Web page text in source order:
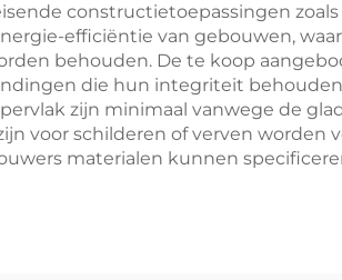
constructietoepassingen
efficiëntie van gebouwen,
behouden. De te koop
die hun integriteit
zijn minimaal vanwege de
voor schilderen of verven worden
materialen kunnen